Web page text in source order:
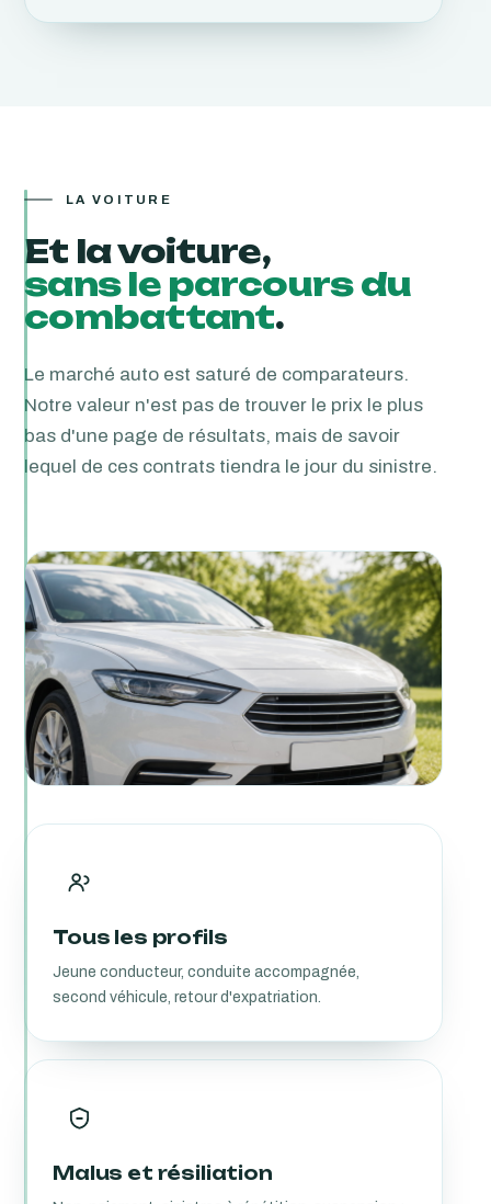
LA VOITURE
Et la voiture,
sans le parcours du
combattant.
Le marché auto est saturé de comparateurs.
Notre valeur n'est pas de trouver le prix le plus
bas d'une page de résultats, mais de savoir
lequel de ces contrats tiendra le jour du sinistre.
Tous les profils
Jeune conducteur, conduite accompagnée,
second véhicule, retour d'expatriation.
Malus et résiliation